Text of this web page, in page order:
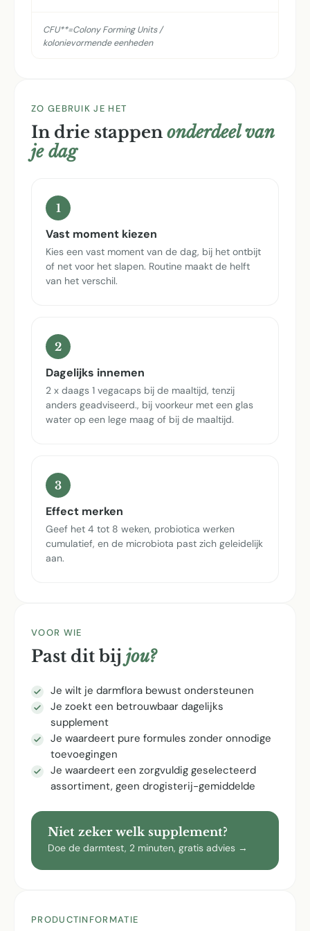
CFU**=Colony Forming Units /
kolonievormende eenheden
ZO GEBRUIK JE HET
In drie stappen onderdeel van
je dag
1
Vast moment kiezen
Kies een vast moment van de dag, bij het ontbijt
of net voor het slapen. Routine maakt de helft
van het verschil.
2
Dagelijks innemen
2 x daags 1 vegacaps bij de maaltijd, tenzij
anders geadviseerd., bij voorkeur met een glas
water op een lege maag of bij de maaltijd.
3
Effect merken
Geef het 4 tot 8 weken, probiotica werken
cumulatief, en de microbiota past zich geleidelijk
aan.
VOOR WIE
Past dit bij jou?
Je wilt je darmflora bewust ondersteunen
Je zoekt een betrouwbaar dagelijks
supplement
Je waardeert pure formules zonder onnodige
toevoegingen
Je waardeert een zorgvuldig geselecteerd
assortiment, geen drogisterij-gemiddelde
Niet zeker welk supplement?
Doe de darmtest, 2 minuten, gratis advies →
PRODUCTINFORMATIE